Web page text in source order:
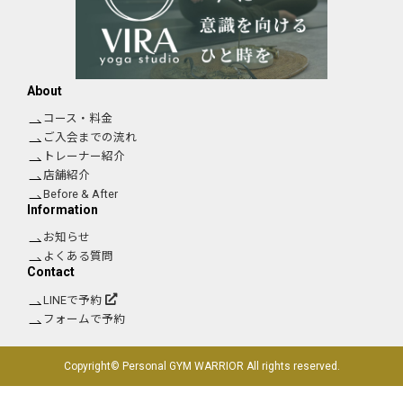
About
コース・料金
ご入会までの流れ
トレーナー紹介
店舗紹介
Before & After
Information
お知らせ
よくある質問
Contact
LINEで予約
フォームで予約
Copyright© Personal GYM WARRIOR All rights reserved.